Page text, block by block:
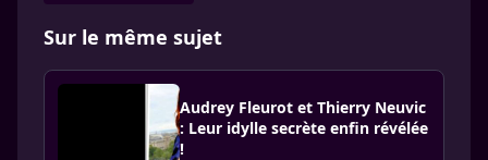
Sur le même sujet
Audrey Fleurot et Thierry Neuvic
: Leur idylle secrète enfin révélée
!